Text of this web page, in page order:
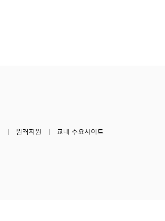
원격지원 교내 주요사이트